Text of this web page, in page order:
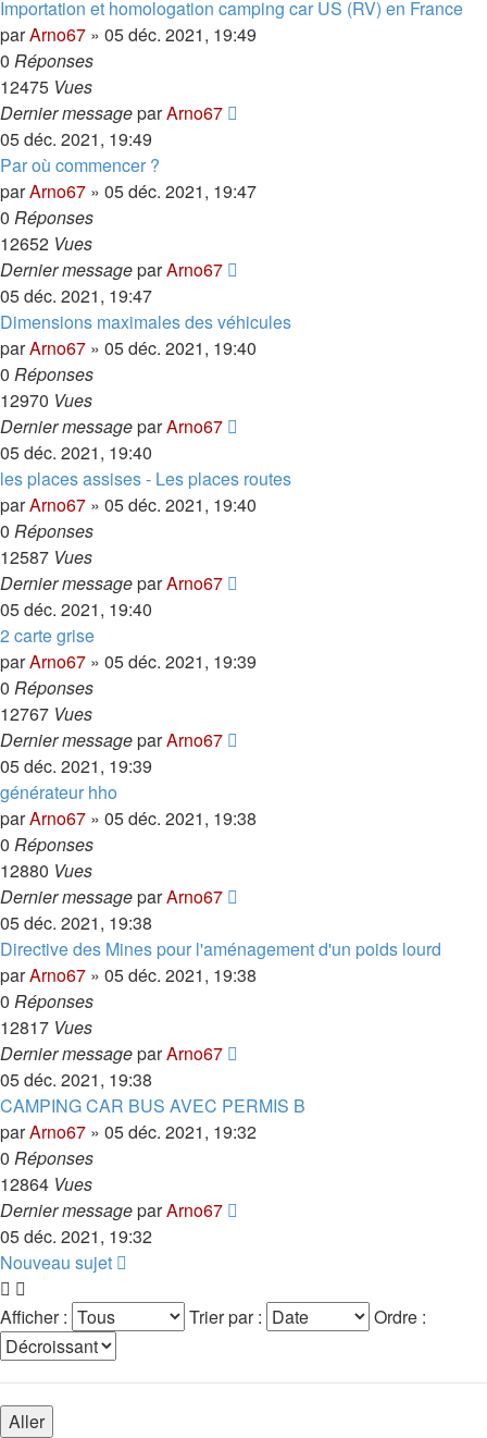
Importation et homologation camping car US (RV) en France
parArno67 » 05 déc. 2021, 19:49
0 Réponses
12475 Vues
Dernier messageparArno67
05 déc. 2021, 19:49
Par où commencer ?
parArno67 » 05 déc. 2021, 19:47
0 Réponses
12652 Vues
Dernier messageparArno67
05 déc. 2021, 19:47
Dimensions maximales des véhicules
parArno67 » 05 déc. 2021, 19:40
0 Réponses
12970 Vues
Dernier messageparArno67
05 déc. 2021, 19:40
les places assises - Les places routes
parArno67 » 05 déc. 2021, 19:40
0 Réponses
12587 Vues
Dernier messageparArno67
05 déc. 2021, 19:40
2 carte grise
parArno67 » 05 déc. 2021, 19:39
0 Réponses
12767 Vues
Dernier messageparArno67
05 déc. 2021, 19:39
générateur hho
parArno67 » 05 déc. 2021, 19:38
0 Réponses
12880 Vues
Dernier messageparArno67
05 déc. 2021, 19:38
Directive des Mines pour l'aménagement d'un poids lourd
parArno67 » 05 déc. 2021, 19:38
0 Réponses
12817 Vues
Dernier messageparArno67
05 déc. 2021, 19:38
CAMPING CAR BUS AVEC PERMIS B
parArno67 » 05 déc. 2021, 19:32
0 Réponses
12864 Vues
Dernier messageparArno67
05 déc. 2021, 19:32
Nouveau sujet
Afficher : Trier par : Ordre :